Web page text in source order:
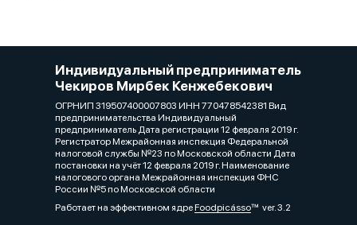
Индивидуальный предприниматель
Чекиров Мирбек Кенжебекович
ОГРНИП 319507400007803 ИНН 770478542381 Вид
предпринимательства Индивидуальный
предприниматель Дата регистрации 12 февраля 2019 г.
Регистратор Межрайонная инспекция Федеральной
налоговой службы №23 по Московской области Дата
постановки на учёт 12 февраля 2019 г. Наименование
налогового органа Межрайонная инспекция ФНС
России №5 по Московской области
Работает на эффективном ядреFoodpicássover. 3.2